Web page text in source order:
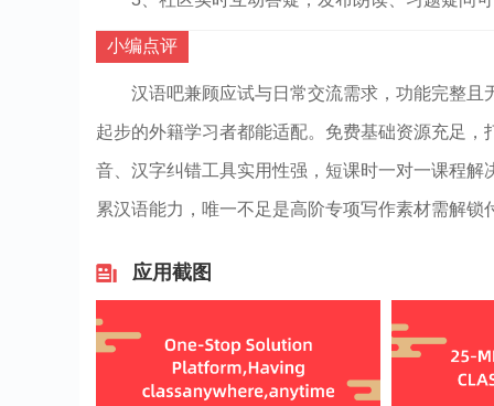
小编点评
汉语吧兼顾应试与日常交流需求，功能完整
起步的外籍学习者都能适配。免费基础资源充足
音、汉字纠错工具实用性强，短课时一对一课程
累汉语能力，唯一不足是高阶专项写作素材需解
应用截图